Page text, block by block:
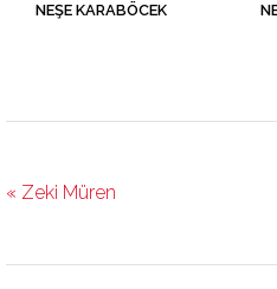
NEŞE KARABÖCEK
« Zeki Müren